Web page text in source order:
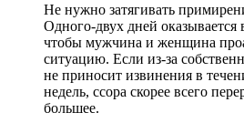
Не нужно затягивать
Одного-двух дней оказывается
чтобы мужчина и женщина
ситуацию. Если из-за
не приносит извинения в
недель, ссора скорее всего
большее.